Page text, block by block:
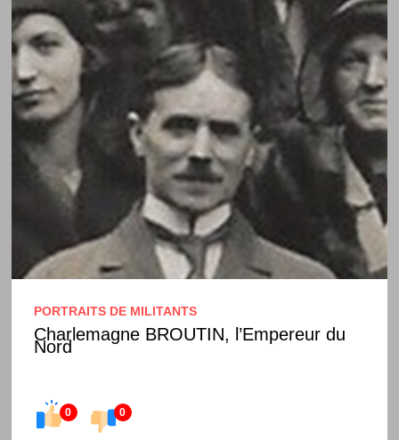
PORTRAITS DE MILITANTS
Charlemagne BROUTIN, l’Empereur du
Nord
0 0